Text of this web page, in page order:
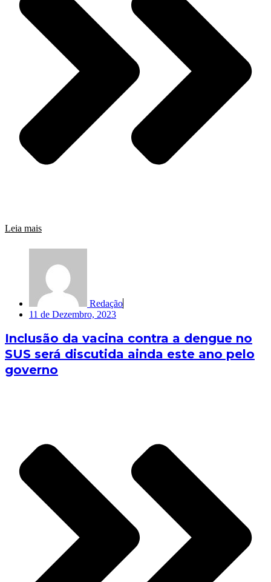
Leia mais
Redação
11 de Dezembro, 2023
Inclusão da vacina contra a dengue no
SUS será discutida ainda este ano pelo
governo